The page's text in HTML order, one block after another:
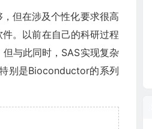
但在涉及个性化要求很高
。以前在自己的科研过程
与此同时，SAS实现复杂
别是Bioconductor的系列